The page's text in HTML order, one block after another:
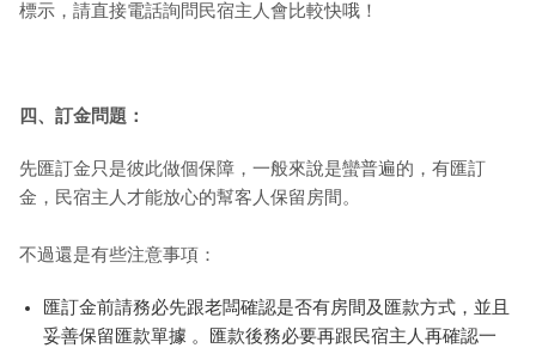
標示，請直接電話詢問民宿主人會比較快哦！
四、訂金問題：
先匯訂金只是彼此做個保障，一般來說是蠻普遍的，有匯訂
金，民宿主人才能放心的幫客人保留房間。
不過還是有些注意事項：
匯訂金前請務必先跟老闆確認是否有房間及匯款方式，並且
妥善保留匯款單據 。匯款後務必要再跟民宿主人再確認一